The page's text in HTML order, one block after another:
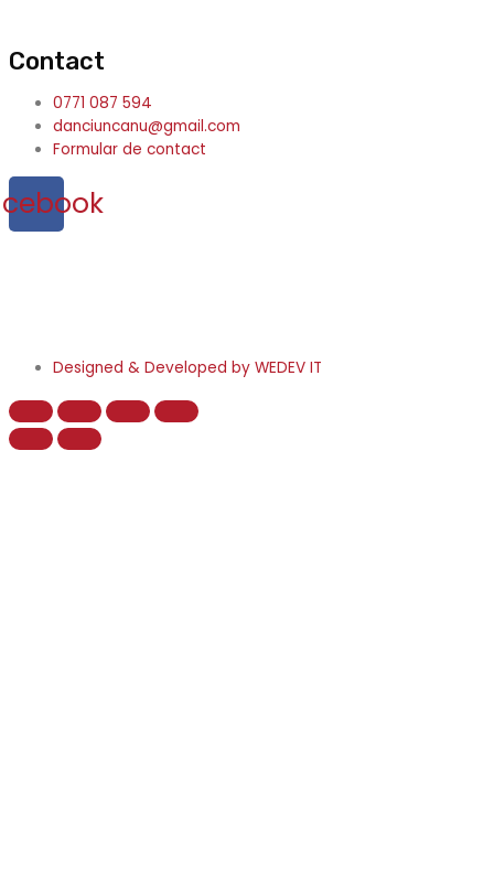
Contact
0771 087 594
danciuncanu@gmail.com
Formular de contact
Designed & Developed by WEDEV IT